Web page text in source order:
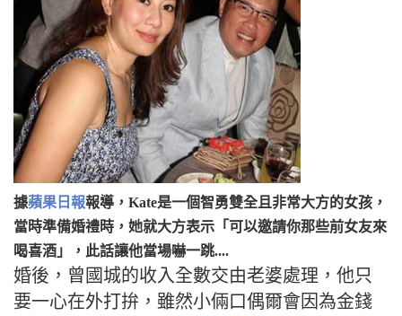
據蘋果日報報導，Kate是一個智勇雙全且非常大方的女孩，
當時準備婚禮時，她就大方表示「可以邀請你那些前女友來
喝喜酒」，此話讓他當場嚇一跳....
婚後，曾國城的收入全數交由老婆處理，他只
要一心在外打拚，雖然小倆口偶爾會因為金錢